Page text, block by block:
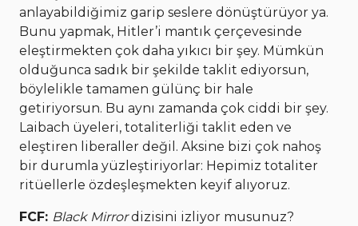
anlayabildiğimiz garip seslere dönüştürüyor ya.
Bunu yapmak, Hitler’i mantık çerçevesinde
eleştirmekten çok daha yıkıcı bir şey. Mümkün
olduğunca sadık bir şekilde taklit ediyorsun,
böylelikle tamamen gülünç bir hale
getiriyorsun. Bu aynı zamanda çok ciddi bir şey.
Laibach üyeleri, totaliterliği taklit eden ve
eleştiren liberaller değil. Aksine bizi çok nahoş
bir durumla yüzleştiriyorlar: Hepimiz totaliter
ritüellerle özdeşleşmekten keyif alıyoruz.
FCF: Black Mirrordizisini izliyor musunuz?